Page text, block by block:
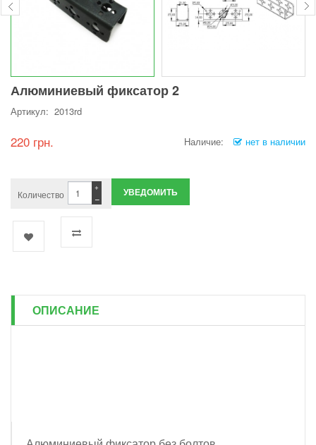
Алюминиевый фиксатор 2
Артикул: 2013rd
220 грн. Наличие: нет в наличии
Количество −
+ УВЕДОМИТЬ
ОПИСАНИЕ